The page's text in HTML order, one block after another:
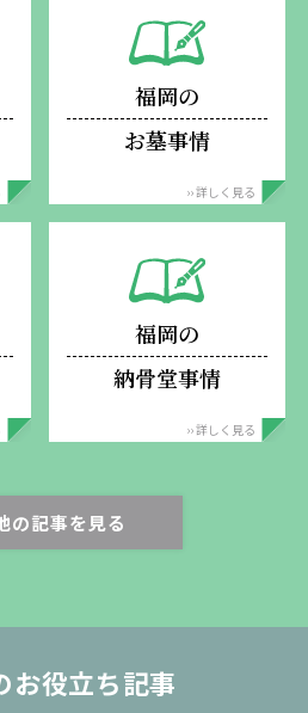
福岡の
お墓事情
›› 詳しく見る
福岡の
納骨堂事情
›› 詳しく見る
の記事を見る
お役立ち記事